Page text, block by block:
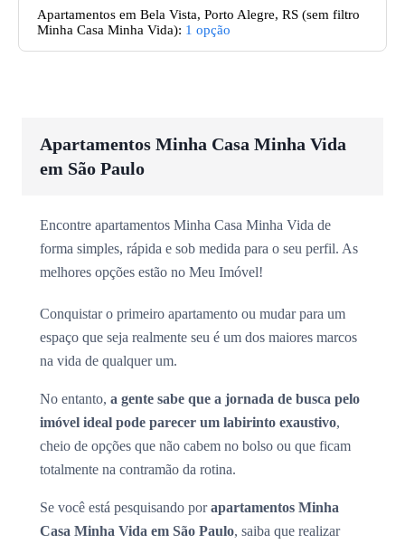
Apartamentos em Bela Vista, Porto Alegre, RS (sem filtro
Minha Casa Minha Vida): 1 opção
Apartamentos Minha Casa Minha Vida
em São Paulo
Encontre apartamentos Minha Casa Minha Vida de
forma simples, rápida e sob medida para o seu perfil. As
melhores opções estão no Meu Imóvel!
Conquistar o primeiro apartamento ou mudar para um
espaço que seja realmente seu é um dos maiores marcos
na vida de qualquer um.
No entanto, a gente sabe que a jornada de busca pelo
imóvel ideal pode parecer um labirinto exaustivo,
cheio de opções que não cabem no bolso ou que ficam
totalmente na contramão da rotina.
Se você está pesquisando porapartamentos Minha
Casa Minha Vida em São Paulo, saiba que realizar